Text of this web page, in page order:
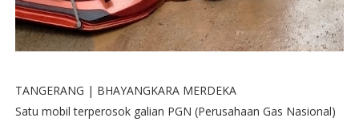
TANGERANG | BHAYANGKARA MERDEKA
Satu mobil terperosok galian PGN (Perusahaan Gas Nasional)